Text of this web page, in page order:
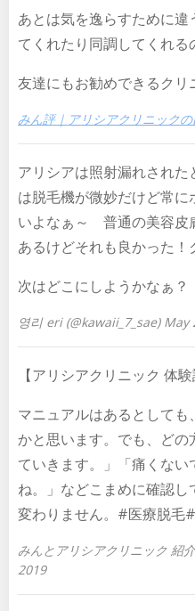
あとは気を逸らすために
てくれたり同調してくれ
友達にもお勧めできるクリ
みん評｜アリシアクリニック
アリシアは照射漏れされ
は脱毛機が微妙だけど常
いよなぁ～ 普通の美容皮
あるけどそれも良かった
次はどこにしようかなぁ？
영리 eri (@kawaii_7_sae) May
【アリシアクリニック 体
マニュアルはあるとして
かと思います。でも、ど
ていきます。」「痛くな
ね。」などこまめに確認
変わりません。#医療脱毛
みんとアリシアクリニック 紹
2019